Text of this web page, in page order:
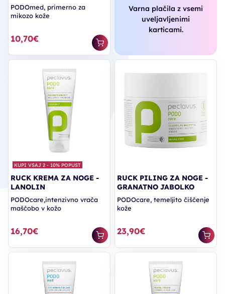
PODOmed, primerno za
mikozo kože
10,70€
Varna plačila z vsemi
uveljavljenimi
karticami.
KUPI VSAJ 2 - 10% POPUST
RUCK KREMA ZA NOGE -
LANOLIN
PODOcare,intenzivno vrača
maščobo v kožo
16,70€
RUCK PILING ZA NOGE -
GRANATNO JABOLKO
PODOcare, temeljito čiščenje
kože
23,90€